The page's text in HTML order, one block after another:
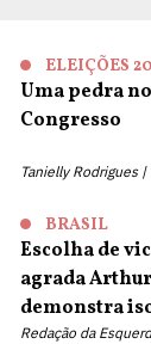
ELEIÇÕES
Uma pedra
Congresso
Tanielly Rodrigues |
BRASIL
Escolha de
agrada
demonstra
Redação da